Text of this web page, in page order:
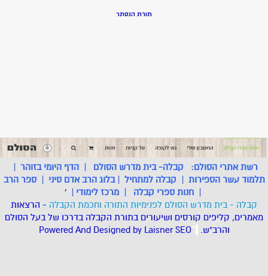
תורת הנסתר
רשת אתרי הסולם: קבלה- בית מדרש הסולם |הדף היומי בזוהר |
תלמוד עשר הספירות | קבלה למתחיל |בלוג הרב אדם סיני |ספר הרב
| חנות ספרי קבלה | מרכז לימודי |
'
קבלה - בית מדרש הסולם לפנימיות התורה וחכמת הקבלה - הרצאות
מאמרים, קליפים קורסים ושיעורים בתורת הקבלה בדרכו של בעל הסולם
והרב"ש.
*
Powered And Designed by LaisnerSEO